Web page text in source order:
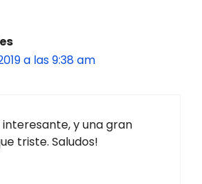
a las 9:38 am
interesante, y una gran
triste. Saludos!